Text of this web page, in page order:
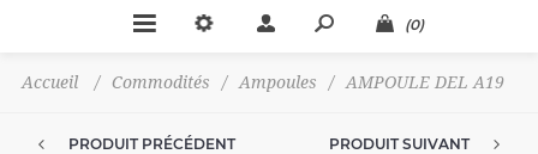
(0)
Accueil / Commodités / Ampoules / AMPOULE DEL A19
PRODUIT PRÉCÉDENT PRODUIT SUIVANT